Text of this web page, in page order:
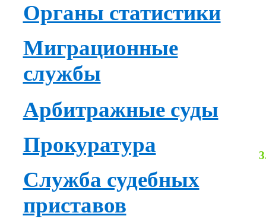
Органы статистики
Миграционные
службы
Арбитражные суды
Прокуратура
Служба судебных
приставов